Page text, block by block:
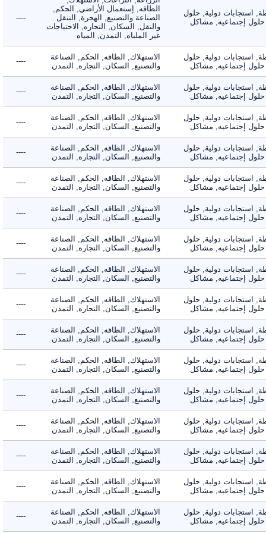
استجابات دولية, حلول
إجتماعيه, مشاكل
الطاقه, إستعمال الأراضي, الحكم,
الصناعة والتصنيع, الهجرة, التنقل
والنقل, السكان, التجاره, الاحتياجات
غير الملباه, التمدن, المياه
----
استجابات دولية, حلول
إجتماعيه, مشاكل
الاستهلاك, الطاقه, الحكم, الصناعة
والتصنيع, السكان, التجاره, التمدن
----
استجابات دولية, حلول
إجتماعيه, مشاكل
الاستهلاك, الطاقه, الحكم, الصناعة
والتصنيع, السكان, التجاره, التمدن
----
استجابات دولية, حلول
إجتماعيه, مشاكل
الاستهلاك, الطاقه, الحكم, الصناعة
والتصنيع, السكان, التجاره, التمدن
----
استجابات دولية, حلول
إجتماعيه, مشاكل
الاستهلاك, الطاقه, الحكم, الصناعة
والتصنيع, السكان, التجاره, التمدن
----
استجابات دولية, حلول
إجتماعيه, مشاكل
الاستهلاك, الطاقه, الحكم, الصناعة
والتصنيع, السكان, التجاره, التمدن
----
استجابات دولية, حلول
إجتماعيه, مشاكل
الاستهلاك, الطاقه, الحكم, الصناعة
والتصنيع, السكان, التجاره, التمدن
----
استجابات دولية, حلول
إجتماعيه, مشاكل
الاستهلاك, الطاقه, الحكم, الصناعة
والتصنيع, السكان, التجاره, التمدن
----
استجابات دولية, حلول
إجتماعيه, مشاكل
الاستهلاك, الطاقه, الحكم, الصناعة
والتصنيع, السكان, التجاره, التمدن
----
استجابات دولية, حلول
إجتماعيه, مشاكل
الاستهلاك, الطاقه, الحكم, الصناعة
والتصنيع, السكان, التجاره, التمدن
----
استجابات دولية, حلول
إجتماعيه, مشاكل
الاستهلاك, الطاقه, الحكم, الصناعة
والتصنيع, السكان, التجاره, التمدن
----
استجابات دولية, حلول
إجتماعيه, مشاكل
الاستهلاك, الطاقه, الحكم, الصناعة
والتصنيع, السكان, التجاره, التمدن
----
استجابات دولية, حلول
إجتماعيه, مشاكل
الاستهلاك, الطاقه, الحكم, الصناعة
والتصنيع, السكان, التجاره, التمدن
----
استجابات دولية, حلول
إجتماعيه, مشاكل
الاستهلاك, الطاقه, الحكم, الصناعة
والتصنيع, السكان, التجاره, التمدن
----
استجابات دولية, حلول
إجتماعيه, مشاكل
الاستهلاك, الطاقه, الحكم, الصناعة
والتصنيع, السكان, التجاره, التمدن
----
استجابات دولية, حلول
إجتماعيه, مشاكل
الاستهلاك, الطاقه, الحكم, الصناعة
والتصنيع, السكان, التجاره, التمدن
----
استجابات دولية, حلول
إجتماعيه, مشاكل
الاستهلاك, الطاقه, الحكم, الصناعة
والتصنيع, السكان, التجاره, التمدن
----